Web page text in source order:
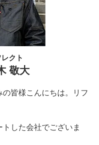
クト
敬大
皆様こんにちは。
リフ
した会社でございま